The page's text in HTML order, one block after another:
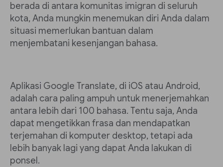
berada di antara komunitas imigran di seluruh
kota, Anda mungkin menemukan diri Anda dalam
situasi memerlukan bantuan dalam
menjembatani kesenjangan bahasa.
Aplikasi Google Translate, di iOS atau Android,
adalah cara paling ampuh untuk menerjemahkan
antara lebih dari 100 bahasa. Tentu saja, Anda
dapat mengetikkan frasa dan mendapatkan
terjemahan di komputer desktop, tetapi ada
lebih banyak lagi yang dapat Anda lakukan di
ponsel.